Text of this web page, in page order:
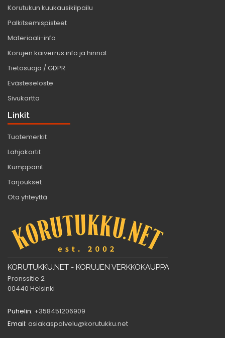
Korutukun kuukausikilpailu
Palkitsemispisteet
Materiaali-info
Korujen kaiverrus info ja hinnat
Tietosuoja / GDPR
Evästeseloste
Sivukartta
Linkit
Tuotemerkit
Lahjakortit
Kumppanit
Tarjoukset
Ota yhteyttä
KORUTUKKU.NET - KORUJEN VERKKOKAUPPA
Pronssitie 2
00440 Helsinki
Puhelin: +358451206909
Email: asiakaspalvelu@korutukku.net